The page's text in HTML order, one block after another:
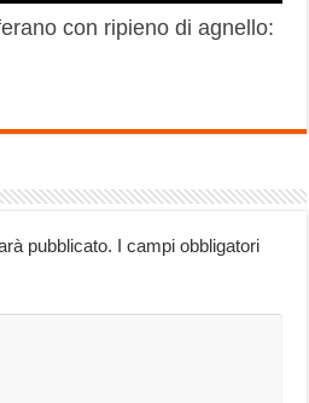
con ripieno di agnello:
pubblicato. I campi obbligatori